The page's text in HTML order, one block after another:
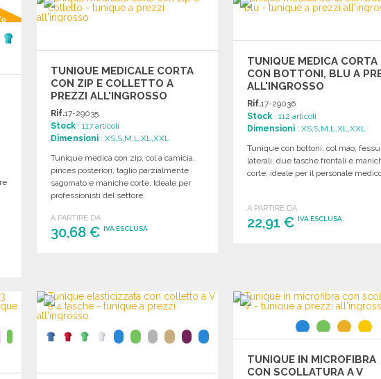
TUNIQUE MEDICALE CORTA
CON ZIP E COLLETTO A
PREZZI ALL'INGROSSO
Rif.17-29035
Stock : 117 articoli
Dimensioni : XS,S,M,L,XL,XXL
Tunique medica con zip, col a camicia,
pinces posteriori, taglio parzialmente
sagomato e maniche corte. Ideale per
professionisti del settore.
A PARTIRE DA
30,68 €IVA ESCLUSA
TUNIQUE MEDICA CORTA
CON BOTTONI, BLU A
ALL'INGROSSO
Rif.17-29036
Stock : 112 articoli
Dimensioni : XS,S,M,L,XL,XXL
Tunique con bottoni, col mao,
laterali, due tasche frontali e
corte, ideale per il personale
A PARTIRE DA
22,91 €IVA ESCLUSA
TUNIQUE IN MICROFIBRA
CON SCOLLATURA A V